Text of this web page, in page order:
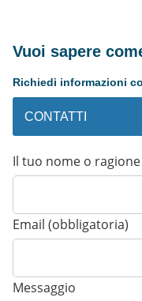
Vuoi sapere
Richiedi informazioni
CONTATTI
Il tuo nome o
Email (obbligatoria)
Messaggio